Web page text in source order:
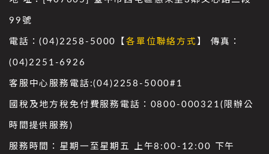
99號
電話：(04)2258-5000【各單位聯絡方式 】 傳真：
(04)2251-6926
客服中心服務電話:(04)2258-5000#1
國稅及地方稅免付費服務電話：0800-000321(限辦公
時間提供服務)
服務時間：星期一至星期五 上午8:00-12:00 下午